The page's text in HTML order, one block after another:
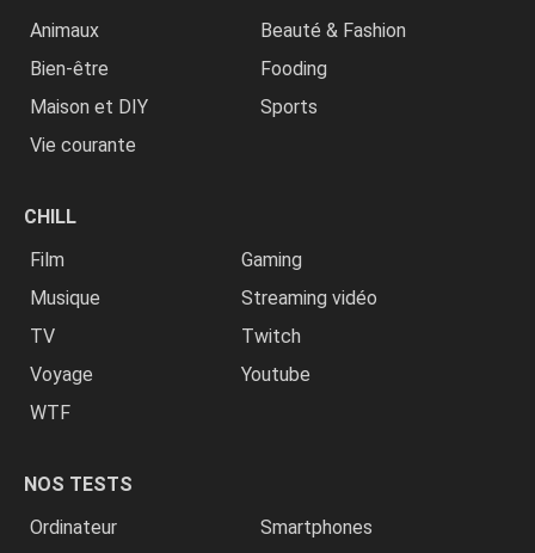
Animaux
Beauté & Fashion
Bien-être
Fooding
Maison et DIY
Sports
Vie courante
CHILL
Film
Gaming
Musique
Streaming vidéo
TV
Twitch
Voyage
Youtube
WTF
NOS TESTS
Ordinateur
Smartphones